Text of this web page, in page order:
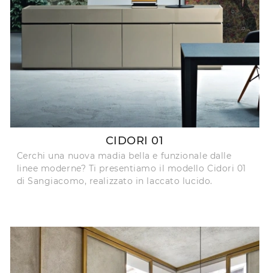
CIDORI 01
Cerchi una nuova madia bella e funzionale dalle
linee moderne? Ti presentiamo il modello Cidori 01
di Sangiacomo, realizzato in laccato lucido.